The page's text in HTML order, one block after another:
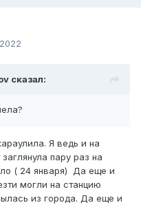
сказал:
Я ведь и на
пару раз на
( 24 января) Да еще и
могли на станцию
из города. Да еще и